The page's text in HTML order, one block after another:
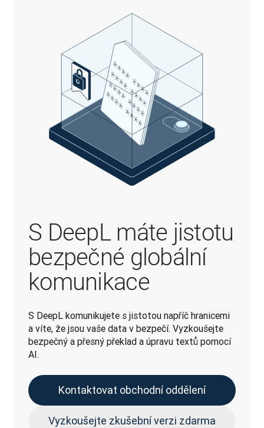
S DeepL máte jistotu
bezpečné globální
komunikace
S DeepL komunikujete s jistotou napříč hranicemi
a víte, že jsou vaše data v bezpečí. Vyzkoušejte
bezpečný a přesný překlad a úpravu textů pomocí
AI.
Kontaktovat obchodní oddělení
Vyzkoušejte zkušební verzi zdarma